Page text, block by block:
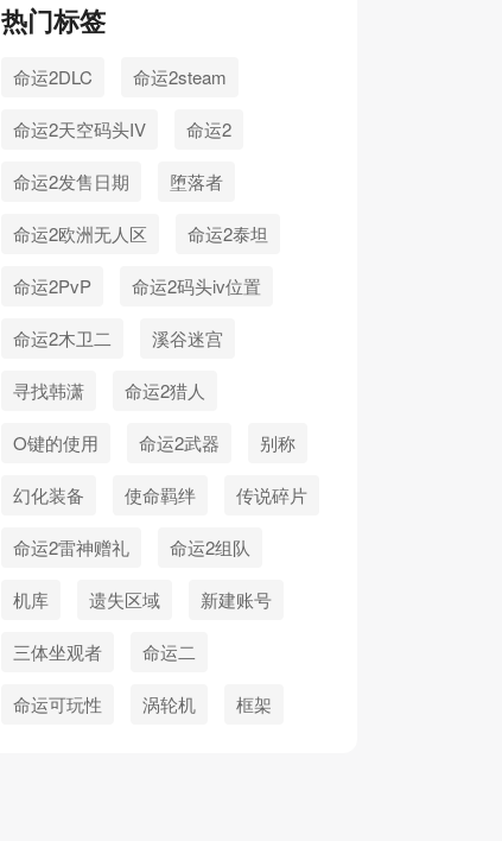
热门标签
命运2DLC 命运2steam
命运2天空码头IV 命运2
命运2发售日期 堕落者
命运2欧洲无人区 命运2泰坦
命运2PvP 命运2码头iv位置
命运2木卫二 溪谷迷宫
寻找韩潇 命运2猎人
O键的使用 命运2武器 别称
幻化装备 使命羁绊 传说碎片
命运2雷神赠礼 命运2组队
机库 遗失区域 新建账号
三体坐观者 命运二
命运可玩性 涡轮机 框架